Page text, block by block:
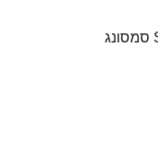
מקרר 4 דלתות ‏מקפיא תחתון Samsung סמסונג